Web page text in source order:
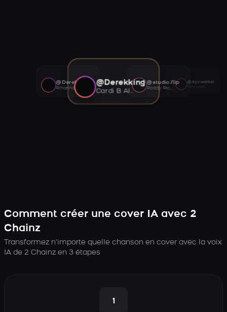
@Derekking
Cardi B AI voice
@studio.flip
Roddy Ricch AI voice
@Ayywalker
@Derekking
Rihanna AI voice
Comment créer une cover IA avec 2
Chainz
Transformez n’importe quelle chanson en cover avec la voix
IA de 2 Chainz en 3 étapes
1